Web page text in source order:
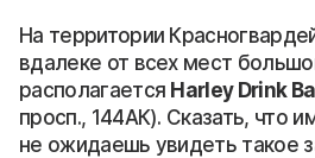
На территории
вдалеке от всех мест
располагается Harley Drink
просп., 144АК). Сказать, что
не ожидаешь увидеть такое